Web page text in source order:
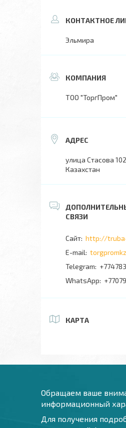
Эльмира
ТОО "ТоргПром"
улица Стасова
Казахстан
http://
КАРТА
Обращаем ваше
информационный
Для получения